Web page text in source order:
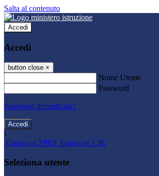
Salta al contenuto
Accedi
Accedi
button close ×
Nome Utente
Password
Password dimenticata?
-
Entra con SPID Entra con CIE
Seleziona utente